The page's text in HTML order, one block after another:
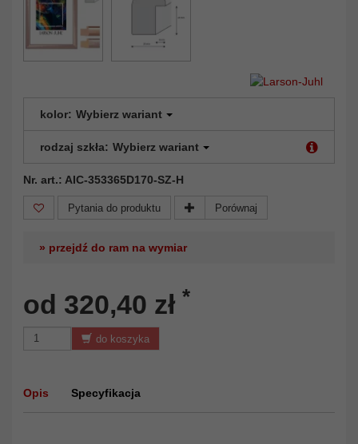
kolor: Wybierz wariant
rodzaj szkła: Wybierz wariant
Nr. art.: AIC-353365D170-SZ-H
Pytania do produktu Porównaj
» przejdź do ram na wymiar
od 320,40 zł *
do koszyka
Opis Specyfikacja